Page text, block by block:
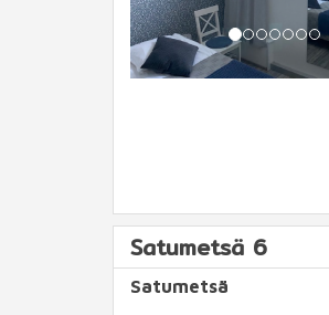
Satumetsä 6
Satumetsä